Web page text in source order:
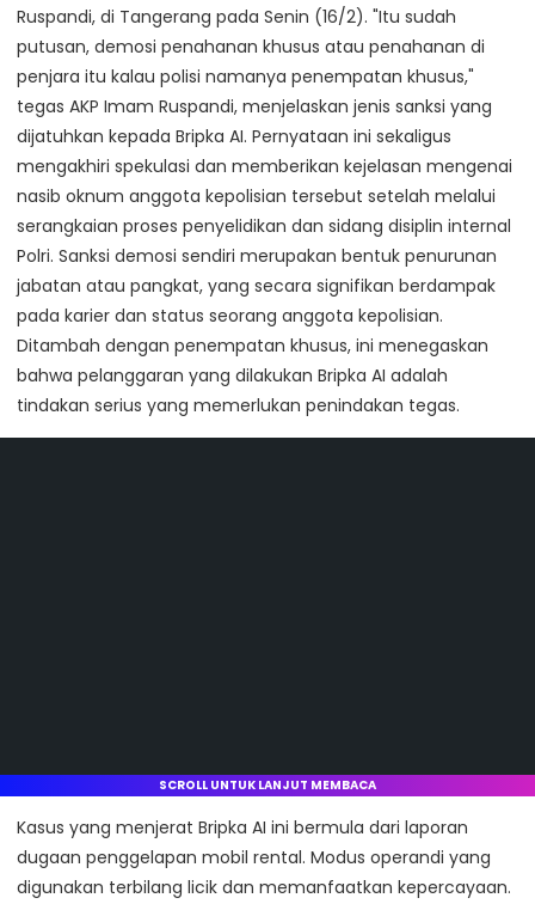
Ruspandi, di Tangerang pada Senin (16/2). "Itu sudah
putusan, demosi penahanan khusus atau penahanan di
penjara itu kalau polisi namanya penempatan khusus,"
tegas AKP Imam Ruspandi, menjelaskan jenis sanksi yang
dijatuhkan kepada Bripka AI. Pernyataan ini sekaligus
mengakhiri spekulasi dan memberikan kejelasan mengenai
nasib oknum anggota kepolisian tersebut setelah melalui
serangkaian proses penyelidikan dan sidang disiplin internal
Polri. Sanksi demosi sendiri merupakan bentuk penurunan
jabatan atau pangkat, yang secara signifikan berdampak
pada karier dan status seorang anggota kepolisian.
Ditambah dengan penempatan khusus, ini menegaskan
bahwa pelanggaran yang dilakukan Bripka AI adalah
tindakan serius yang memerlukan penindakan tegas.
SCROLL UNTUK LANJUT MEMBACA
Kasus yang menjerat Bripka AI ini bermula dari laporan
dugaan penggelapan mobil rental. Modus operandi yang
digunakan terbilang licik dan memanfaatkan kepercayaan.